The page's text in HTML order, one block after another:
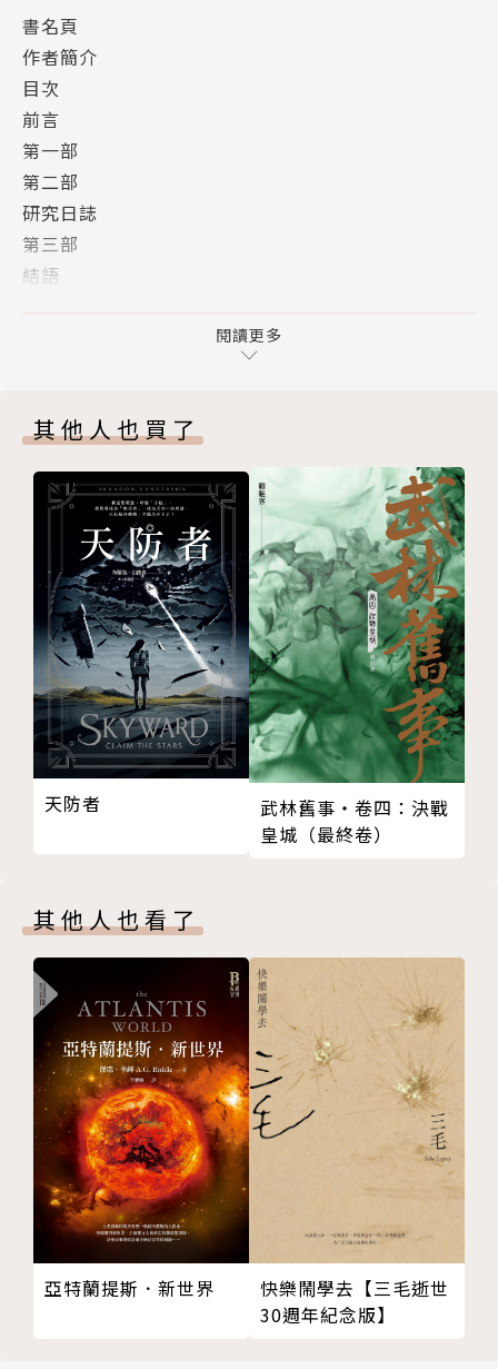
城市的氾濫體就像互相爭奇鬥豔似的散發出光芒。他們
不但帶來無法控制的傳染瘋疫，還迫使人類躲入幽暗的
地下世界苟延殘喘。唯有極少數天生免疫的人，才能經
訓練後成為「派遣者」，踏上地表執行殘酷又機密的任
務。
這份工作需要你同時擁抱這份愛與憎恨。你必須無比熱
愛某樣事物，但同時，你必須無比憎恨它，恨得恨到想
要燒毀它。只有能夠承受這種痛苦的人，才能成為派遣
懷憎惡」的真正含義。當命運將她推向測試舞台，幻覺
與幻聽卻悄悄在她腦中覺醒，在派遣者的考核測試最終
階段，引導她做出一連串不可預測的行動——甚至，在
人群面前劃破氾濫體，釋放了癲狂芽孢。
幻聽與幻覺從何而來？名為「我」的存在，界線在哪
裡？
她本該被驅逐，卻又因通過考核成為真正的派遣者，被
派往地表執行幾近送死的任務。在荒蕪與怪異交錯的地
上，她與曾為人類的「樹沼人」相遇——正邪的界線模
糊，敵我成謎，而泰琳的童年創傷逐漸喚醒真相的裂
口：那些被遺忘的孩童，以實驗為名的虐殺陰謀，派遣
場關於成長、背叛、選擇與和解的旅程，也是一段關於
人性與異類之間，匯聚共存可能的希望之光。
▌感動推薦
為了想像那些不屬於單一個體、以有別於人類的感官來
感知世界的存在，我研究了關於地球上其他生物的感知
世界的書籍。儘管我再次感受到以人類的感官資源去想
像這點有多麼貧乏，但仍認為這項作業具有挑戰一次的
價值。
──金草葉｜(本書作者)
書名頁
作者簡介
目次
前言
第一部
第二部
研究日誌
第三部
結語
書末推薦 我們從來就不只是「我們」：讀《派遣者》
封底
閱讀更多
其他人也買了
天防者
武林舊事‧卷四：決戰
皇城（最終卷）
其他人也看了
亞特蘭提斯．新世界
快樂鬧學去【三毛逝世
30週年紀念版】